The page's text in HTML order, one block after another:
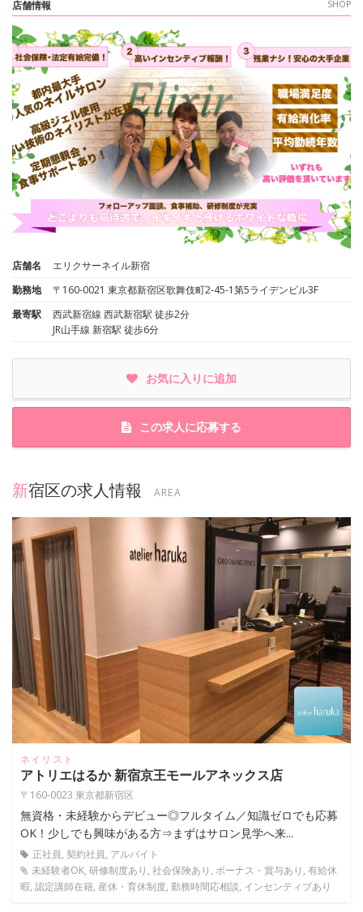
店舗情報 SHOP
店舗名
エリクサーネイル新宿
勤務地
〒160-0021 東京都新宿区歌舞伎町2-45-1第5ライデンビル3F
最寄駅
西武新宿線 西武新宿駅 徒歩2分
JR山手線 新宿駅 徒歩6分
お気に入りに追加
この求人に応募する
新宿区の求人情報 AREA
ネイリスト
アトリエはるか 新宿京王モールアネックス店
〒160-0023 東京都新宿区
無資格・未経験からデビュー◎フルタイム／知識ゼロでも応募
OK！少しでも興味がある方⇒まずはサロン見学へ来...
正社員, 契約社員, アルバイト
未経験者OK, 研修制度あり, 社会保険あり, ボーナス・賞与あり, 有給休
暇, 認定講師在籍, 産休・育休制度, 勤務時間応相談, インセンティブあり